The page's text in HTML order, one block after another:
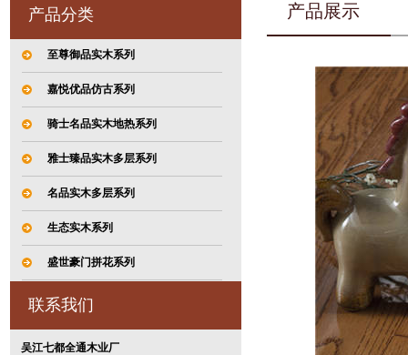
产品分类
至尊御品实木系列
嘉悦优品仿古系列
骑士名品实木地热系列
雅士臻品实木多层系列
名品实木多层系列
生态实木系列
盛世豪门拼花系列
联系我们
吴江七都全通木业厂
产品展示